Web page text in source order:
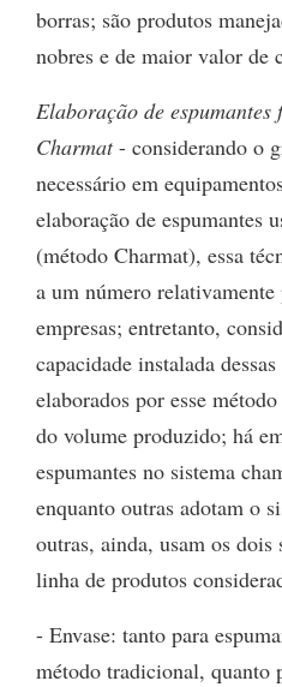
borras; são produtos
nobres e de maior valor de
Elaboração de espumantes
Charmat- considerando o
necessário em
elaboração de espumantes
(método Charmat), essa
a um número relativamente
empresas; entretanto,
capacidade instalada
elaborados por esse
do volume produzido; há
espumantes no sistema
enquanto outras adotam o
outras, ainda, usam os dois
linha de produtos
- Envase: tanto para
método tradicional, quanto